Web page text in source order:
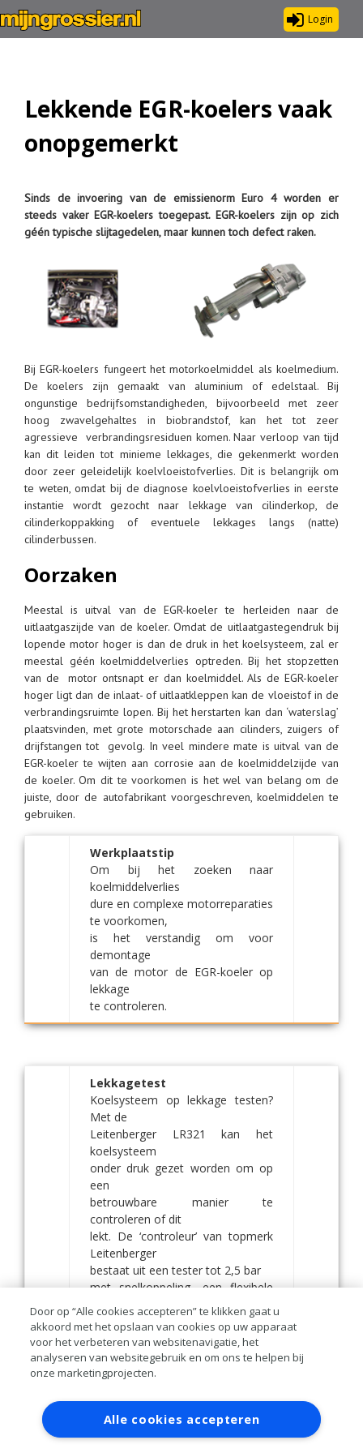
Login
Lekkende EGR-koelers vaak
onopgemerkt
Sinds de invoering van de emissienorm Euro 4 worden er
steeds vaker EGR-koelers toegepast. EGR-koelers zijn op zich
géén typische slijtagedelen, maar kunnen toch defect raken.
Bij EGR-koelers fungeert het motorkoelmiddel als koelmedium.
De koelers zijn gemaakt van aluminium of edelstaal. Bij
ongunstige bedrijfsomstandigheden, bijvoorbeeld met zeer
hoog zwavelgehaltes in biobrandstof, kan het tot zeer
agressieve verbrandingsresiduen komen. Naar verloop van tijd
kan dit leiden tot minieme lekkages, die gekenmerkt worden
door zeer geleidelijk koelvloeistofverlies. Dit is belangrijk om
te weten, omdat bij de diagnose koelvloeistofverlies in eerste
instantie wordt gezocht naar lekkage van cilinderkop, de
cilinderkoppakking of eventuele lekkages langs (natte)
cilinderbussen.
Oorzaken
Meestal is uitval van de EGR-koeler te herleiden naar de
uitlaatgaszijde van de koeler. Omdat de uitlaatgastegendruk bij
lopende motor hoger is dan de druk in het koelsysteem, zal er
meestal géén koelmiddelverlies optreden. Bij het stopzetten
van de motor ontsnapt er dan koelmiddel. Als de EGR-koeler
hoger ligt dan de inlaat- of uitlaatkleppen kan de vloeistof in de
verbrandingsruimte lopen. Bij het herstarten kan dan ‘waterslag’
plaatsvinden, met grote motorschade aan cilinders, zuigers of
drijfstangen tot gevolg. In veel mindere mate is uitval van de
EGR-koeler te wijten aan corrosie aan de koelmiddelzijde van
de koeler. Om dit te voorkomen is het wel van belang om de
juiste, door de autofabrikant voorgeschreven, koelmiddelen te
gebruiken.
Werkplaatstip
Om bij het zoeken naar
koelmiddelverlies
dure en complexe motorreparaties
te voorkomen,
is het verstandig om voor
demontage
van de motor de EGR-koeler op
lekkage
te controleren.
Lekkagetest
Koelsysteem op lekkage testen?
Met de
Leitenberger LR321 kan het
koelsysteem
onder druk gezet worden om op
een
betrouwbare manier te
controleren of dit
lekt. De ‘controleur’ van topmerk
Leitenberger
bestaat uit een tester tot 2,5 bar
met snelkoppeling, een flexibele
verlengslang
en acht adapters. De set is
bruikbaar
en geschikt voor alle moderne
autotypen
als auto’s van Japanse origine.
Contact Account aanvragen
Inloggen
RAI bestanden
Privacy
Algemene
voorwaarden
Door op “Alle cookies accepteren” te klikken gaat u
akkoord met het opslaan van cookies op uw apparaat
voor het verbeteren van websitenavigatie, het
analyseren van websitegebruik en om ons te helpen bij
onze marketingprojecten.
Alle cookies accepteren